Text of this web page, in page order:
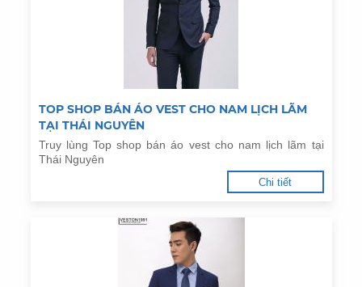
TOP SHOP BÁN ÁO VEST CHO NAM LỊCH LÃM
TẠI THÁI NGUYÊN
Truy lùng Top shop bán áo vest cho nam lịch lãm tại
Thái Nguyên
Chi tiết